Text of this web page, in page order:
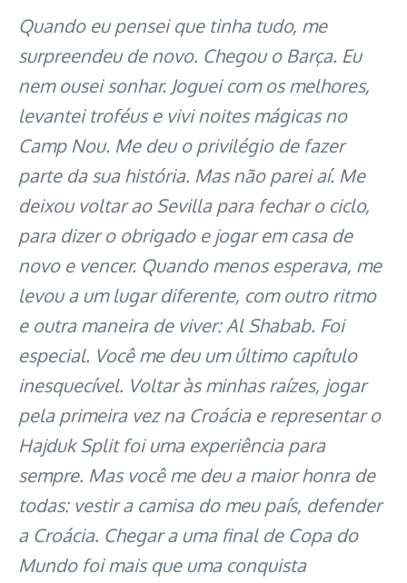
Quando eu pensei que tinha tudo, me
surpreendeu de novo. Chegou o Barça. Eu
nem ousei sonhar. Joguei com os melhores,
levantei troféus e vivi noites mágicas no
Camp Nou. Me deu o privilégio de fazer
parte da sua história. Mas não parei aí. Me
deixou voltar ao Sevilla para fechar o ciclo,
para dizer o obrigado e jogar em casa de
novo e vencer. Quando menos esperava, me
levou a um lugar diferente, com outro ritmo
e outra maneira de viver: Al Shabab. Foi
especial. Você me deu um último capítulo
inesquecível. Voltar às minhas raízes, jogar
pela primeira vez na Croácia e representar o
Hajduk Split foi uma experiência para
sempre. Mas você me deu a maior honra de
todas: vestir a camisa do meu país, defender
a Croácia. Chegar a uma final de Copa do
Mundo foi mais que uma conquista